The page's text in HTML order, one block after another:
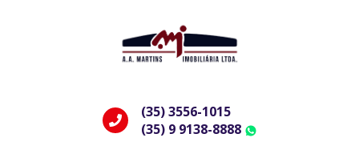
(35) 3556-1015
(35) 9 9138-8888